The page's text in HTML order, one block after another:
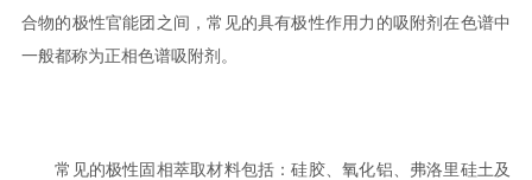
合物的极性官能团之间，常见的具有极性作用力的吸附剂在色谱中
一般都称为正相色谱吸附剂。
常见的极性固相萃取材料包括：硅胶、氧化铝、弗洛里硅土及